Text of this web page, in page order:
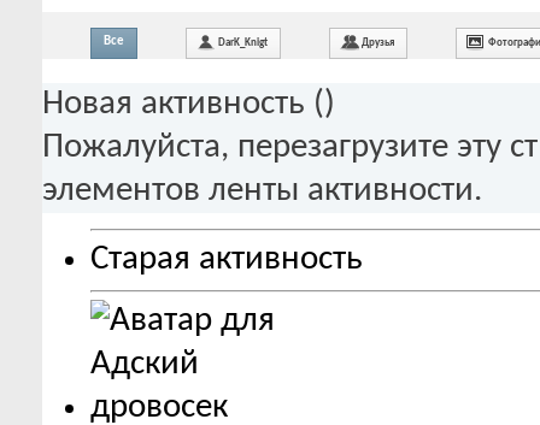
Все DarK_Knigt Друзья
Новая активность ()
Пожалуйста, перезагрузите эту
элементов ленты активности.
Старая активность